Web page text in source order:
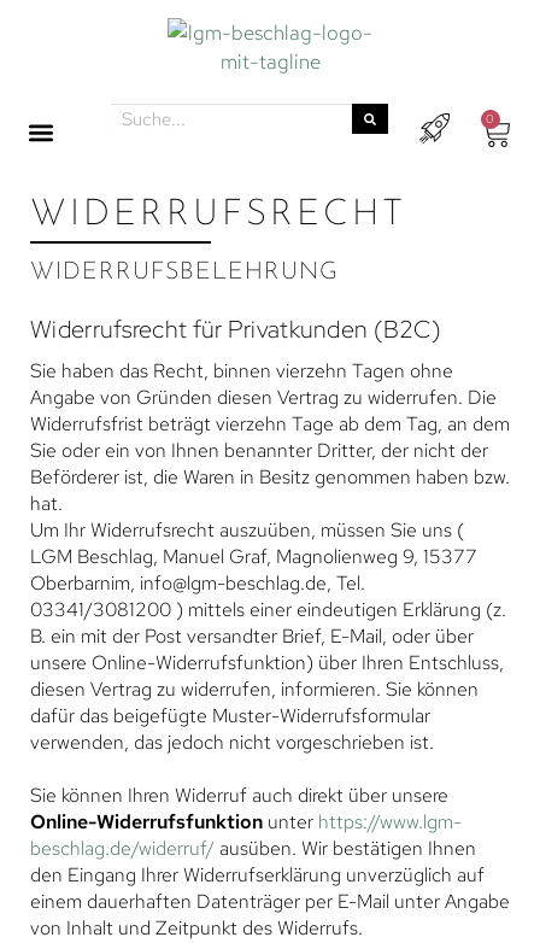
0
WIDERRUFSRECHT
WIDERRUFSBELEHRUNG
Widerrufsrecht für Privatkunden (B2C)
Sie haben das Recht, binnen vierzehn Tagen ohne
Angabe von Gründen diesen Vertrag zu widerrufen. Die
Widerrufsfrist beträgt vierzehn Tage ab dem Tag, an dem
Sie oder ein von Ihnen benannter Dritter, der nicht der
Beförderer ist, die Waren in Besitz genommen haben bzw.
hat.
Um Ihr Widerrufsrecht auszuüben, müssen Sie uns (
LGM Beschlag, Manuel Graf, Magnolienweg 9, 15377
Oberbarnim, info@lgm-beschlag.de, Tel.
03341/3081200 ) mittels einer eindeutigen Erklärung (z.
B. ein mit der Post versandter Brief, E-Mail, oder über
unsere Online-Widerrufsfunktion) über Ihren Entschluss,
diesen Vertrag zu widerrufen, informieren. Sie können
dafür das beigefügte Muster-Widerrufsformular
verwenden, das jedoch nicht vorgeschrieben ist.
Sie können Ihren Widerruf auch direkt über unsere
Online-Widerrufsfunktion unter https://www.lgm-
beschlag.de/widerruf/ausüben. Wir bestätigen Ihnen
den Eingang Ihrer Widerrufserklärung unverzüglich auf
einem dauerhaften Datenträger per E-Mail unter Angabe
von Inhalt und Zeitpunkt des Widerrufs.